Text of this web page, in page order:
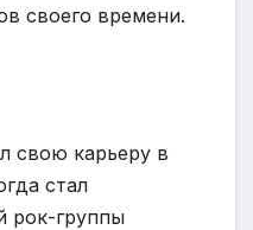
своего времени.
свою карьеру в
стал
рок-группы